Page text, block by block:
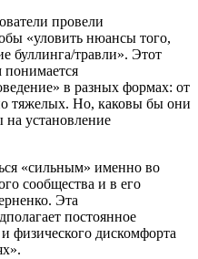
провели
«уловить нюансы того,
буллинга/травли». Этот
понимается
в разных формах: от
тяжелых. Но, каковы бы они
установление
«сильным» именно во
сообщества и в его
Эта
постоянное
физического дискомфорта